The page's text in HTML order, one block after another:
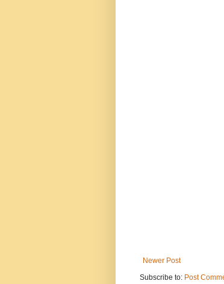
Newer Post
Subscribe to: Post